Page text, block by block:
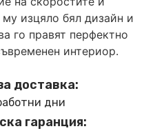
изцяло бял дизайн и
го правят перфектно
интериор.
доставка:
дни
гаранция: